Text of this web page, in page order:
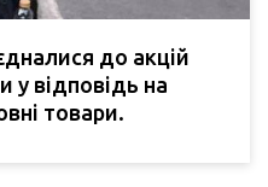
до акцій
у відповідь на
товари.